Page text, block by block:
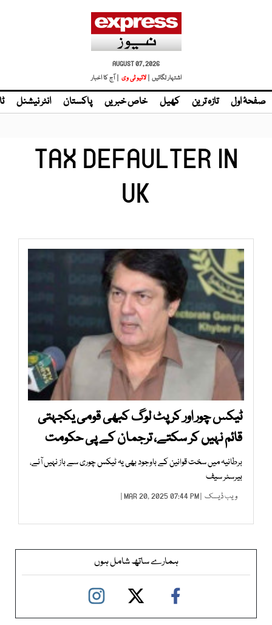
AUGUST 07, 2026
اشتہار لگائیں |
| آج کا اخبار
صفحۂ اول تازہ ترین کھیل خاص خبریں پاکستان انٹر نیشنل
TAX DEFAULTER IN
UK
ٹیکس چور اور کرپٹ لوگ کبھی قومی یکجہتی
قائم نہیں کر سکتے، ترجمان کے پی حکومت
برطانیہ میں سخت قوانین کے باوجود بھی یہ ٹیکس چوری سے باز نہیں آئے،
بیرسٹر سیف
ویب ڈیسک | MAR 20, 2025 07:44 PM |
ہمارے ساتھ شامل ہوں